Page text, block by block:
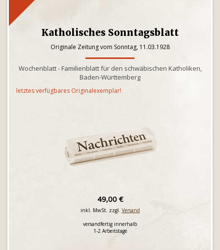
Katholisches Sonntagsblatt
Originale Zeitung vom Sonntag, 11.03.1928
Wochenblatt - Familienblatt für den schwäbischen Katholiken,
Baden-Württemberg
letztes verfügbares Originalexemplar!
49,00 €
inkl. MwSt. zzgl. Versand
versandfertig innerhalb
1-2 Arbeitstage